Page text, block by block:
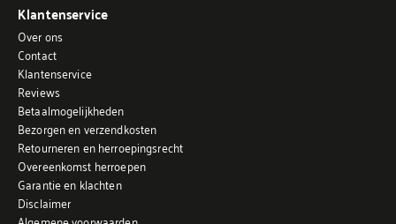
Klantenservice
Over ons
Contact
Klantenservice
Reviews
Betaalmogelijkheden
Bezorgen en verzendkosten
Retourneren en herroepingsrecht
Overeenkomst herroepen
Garantie en klachten
Disclaimer